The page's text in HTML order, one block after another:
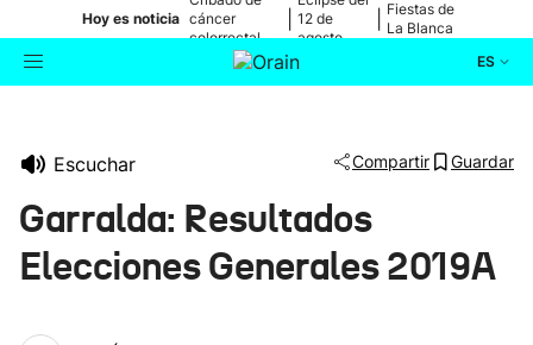
Hoy es noticia cáncer
colorrectal
12 de
agosto
Fiestas de
La Blanca
ES
Escuchar Compartir Guardar
Garralda: Resultados
Elecciones Generales 2019A